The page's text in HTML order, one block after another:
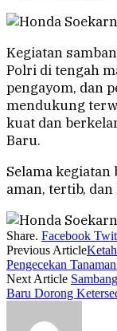
Kegiatan
Polri di tengah
pengayom, dan
mendukung
kuat dan
Baru.
Selama
aman, tertib,
Share. Facebook
Previous Article
Pengecekan
Next Article
Baru Dorong